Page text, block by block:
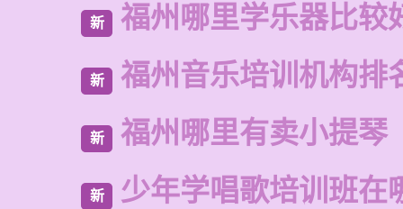
新 福州哪里学乐器比较
新 福州音乐培训机构排
新 福州哪里有卖小提琴
新 少年学唱歌培训班在